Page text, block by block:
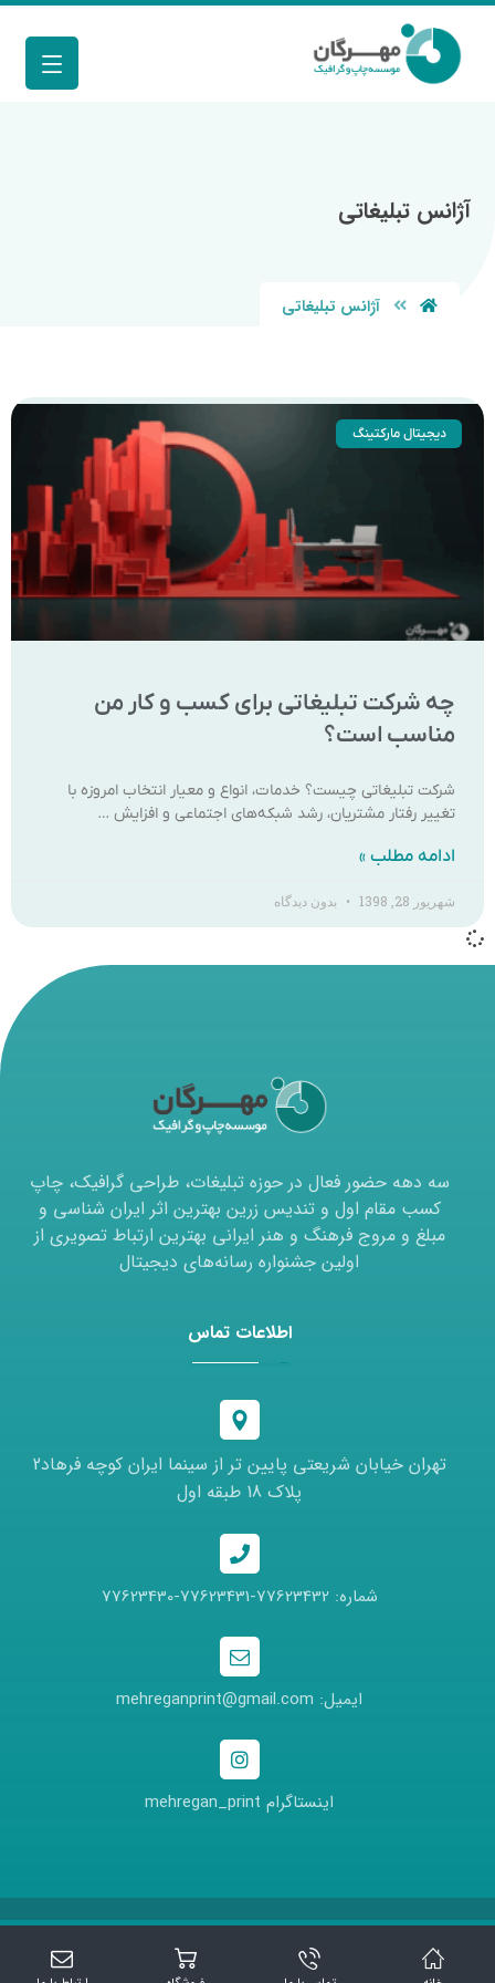
آژانس تبلیغاتی
آژانس تبلیغاتی
دیجیتال مارکتینگ
چه شرکت تبلیغاتی برای کسب و کار من
مناسب است؟
شرکت تبلیغاتی چیست؟ خدمات، انواع و معیار انتخاب امروزه با
تغییر رفتار مشتریان، رشد شبکه‌های اجتماعی و افزایش …
ادامه مطلب »
شهریور 28, 1398 بدون دیدگاه
سه دهه حضور فعال در حوزه تبلیغات، طراحی گرافیک، چاپ
کسب مقام اول و تندیس زرین بهترین اثر ایران شناسی و
مبلغ و مروج فرهنگ و هنر ایرانی بهترین ارتباط تصویری از
اولین جشنواره رسانه‌های دیجیتال
اطلاعات تماس
تهران خیابان شریعتی پایین تر از سینما ایران کوچه فرهاد2
پلاک 18 طبقه اول
شماره: 77623432-77623431-77623430
ایمیل: mehreganprint@gmail.com
اینستاگرام mehregan_print